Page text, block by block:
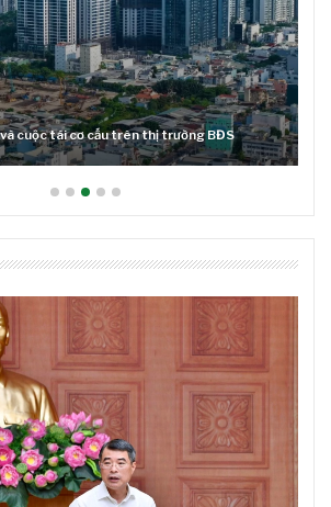
cuộc tái cơ cấu trên thị trường BĐS